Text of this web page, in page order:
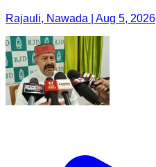
Rajauli, Nawada | Aug 5, 2026